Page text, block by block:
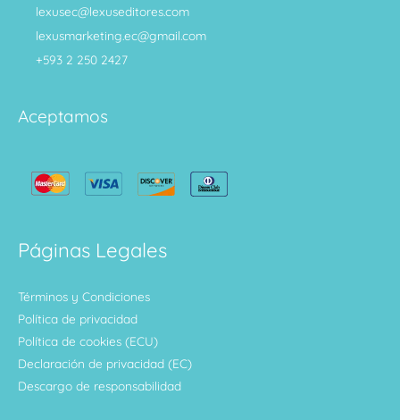
lexusec@lexuseditores.com
lexusmarketing.ec@gmail.com
+593 2 250 2427
Aceptamos
Páginas Legales
Términos y Condiciones
Política de privacidad
Política de cookies (ECU)
Declaración de privacidad (EC)
Descargo de responsabilidad